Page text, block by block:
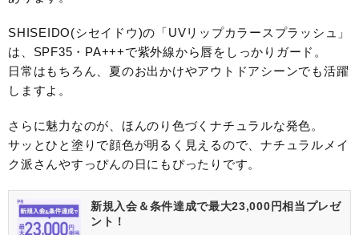
SHISEIDO(シセイドウ)の「UVリップカラースプラッシュ」
は、SPF35・PA+++で紫外線から唇をしっかりガード。
日常はもちろん、夏のお出かけやアウトドアシーンでも活躍
しますよ。
さらに魅力なのが、ほんのり色づくナチュラルな発色。
サッとひと塗りで顔色が明るく見えるので、ナチュラルメイ
ク派さんやすっぴんの日にもぴったりです。
新規入会＆条件達成で最大23,000円相当プレゼ
ント！